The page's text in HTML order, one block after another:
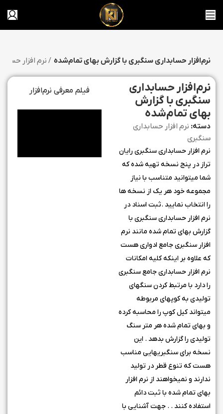
نرم‌افزار حسابداری سنگبری با گزارش بهای تمام‌شده
نرم‌افزار حسابداری
سنگبری با گزارش
بهای تمام‌شده
دسته: نرم افزار حسابداری
سنگبری
نرم افزار حسابداری سنگبری رایان
تراز در پنج نسخه تهیه شده که
شما میتوانید متناسب با نیاز
مجموعه خود هر یک از نسخه ها
را انتخاب نمایید .ثبت اسناد در
نرم افزار حسابداری سنگبری با
گزارش بهای تمام شده مانند نرم
افزار سنگبری جامع ادواری هست
که علاوه بر اینکه کلیه امکانات
نرم افزار حسابداری جامع سنگبری
را دارد با مرتبط کردن سنگهای
تولیدی به کوپهای مربوطه
میتواند کیل کوپ را محاسبه کرده
و بهای تمام شده هر متر سنگ
تولیدی را گزارش بدهد . این
نسخه برای سنگبریهایی مناسب
هست که تنوع قطر در تولید
ندارند و نمیخواهند از نرم افزار
بهای تمام شده با ثبت دائم
استفاده کنند . . جهت آشنایی با
فیلم معرفی نرم‌افزار